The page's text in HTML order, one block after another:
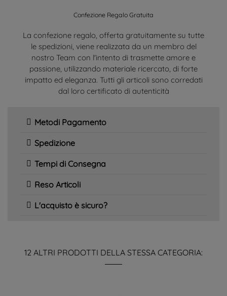
Confezione Regalo Gratuita
La confezione regalo, offerta gratuitamente su tutte
le spedizioni, viene realizzata da un membro del
nostro Team con l'intento di trasmette amore e
passione, utilizzando materiale ricercato, di forte
impatto ed eleganza. Tutti gli articoli sono corredati
dal loro certificato di autenticità
Metodi Pagamento
Spedizione
Tempi di Consegna
Reso Articoli
L'acquisto è sicuro?
12 ALTRI PRODOTTI DELLA STESSA CATEGORIA: